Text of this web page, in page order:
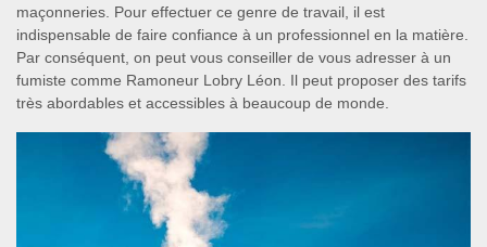
maçonneries. Pour effectuer ce genre de travail, il est
indispensable de faire confiance à un professionnel en la matière.
Par conséquent, on peut vous conseiller de vous adresser à un
fumiste comme Ramoneur Lobry Léon. Il peut proposer des tarifs
très abordables et accessibles à beaucoup de monde.